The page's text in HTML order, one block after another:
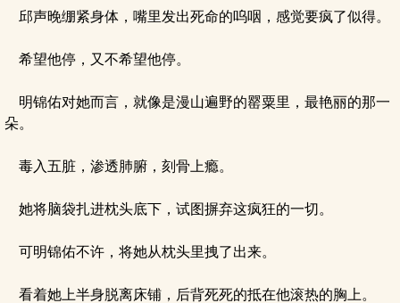
邱声晚绷紧身体，嘴里发出死命的呜咽，感觉要疯了似得。
希望他停，又不希望他停。
明锦佑对她而言，就像是漫山遍野的罂粟里，最艳丽的那一
朵。
毒入五脏，渗透肺腑，刻骨上瘾。
她将脑袋扎进枕头底下，试图摒弃这疯狂的一切。
可明锦佑不许，将她从枕头里拽了出来。
看着她上半身脱离床铺，后背死死的抵在他滚热的胸上。